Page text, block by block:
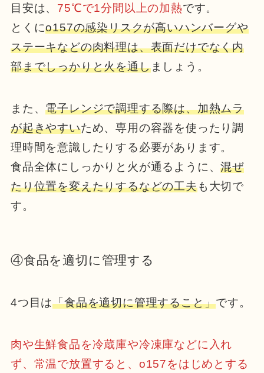
目安は、 75℃で1分間以上の加熱です。
とくにo157の感染リスクが高いハンバーグや
ステーキなどの肉料理は、表面だけでなく内
部までしっかりと火を通しましょう。
また、電子レンジで調理する際は、加熱ムラ
が起きやすいため、専用の容器を使ったり調
理時間を意識したりする必要があります。
食品全体にしっかりと火が通るように、混ぜ
たり位置を変えたりするなどの工夫も大切で
す。
④食品を適切に管理する
4つ目は「食品を適切に管理すること」です。
肉や生鮮食品を冷蔵庫や冷凍庫などに入れ
ず、常温で放置すると、o157をはじめとする